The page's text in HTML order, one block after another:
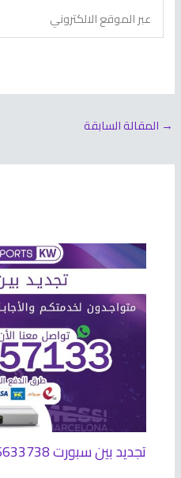
عبر الموقع الالكتروني
→ المقالة السابقة
تجديد بين سبورت 66633738 في الكويت